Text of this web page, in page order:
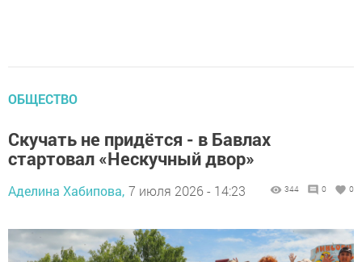
ОБЩЕСТВО
Скучать не придётся - в Бавлах
стартовал «Нескучный двор»
Аделина Хабипова, 7 июля 2026 - 14:23 344 0 0